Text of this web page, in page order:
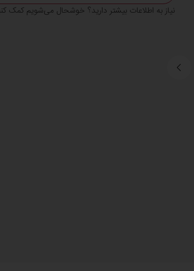
نیاز به اطلاعات بیشتر دارید؟ خوشحال می‌شویم کمک